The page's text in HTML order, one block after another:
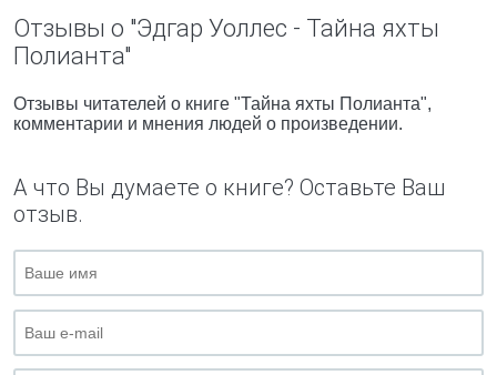
Отзывы о "Эдгар Уоллес - Тайна яхты
Полианта"
Отзывы читателей о книге "Тайна яхты Полианта",
комментарии и мнения людей о произведении.
А что Вы думаете о книге? Оставьте Ваш
отзыв.